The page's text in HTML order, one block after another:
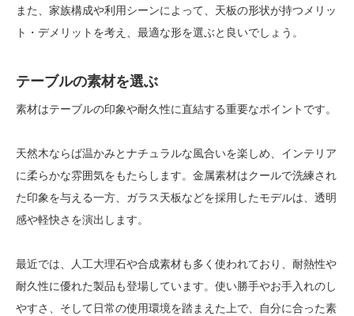
また、家族構成や利用シーンによって、天板の形状が持つメリッ
ト・デメリットを考え、最適な形を選ぶと良いでしょう。
テーブルの素材を選ぶ
素材はテーブルの印象や耐久性に直結する重要なポイントです。
天然木ならば温かみとナチュラルな風合いを楽しめ、インテリア
に柔らかな雰囲気をもたらします。金属素材はクールで洗練され
た印象を与える一方、ガラス天板などを採用したモデルは、透明
感や軽快さを演出します。
最近では、人工大理石や合成素材も多く使われており、耐熱性や
耐久性に優れた製品も登場しています。使い勝手やお手入れのし
やすさ、そして日常の使用環境を踏まえた上で、自分に合った素